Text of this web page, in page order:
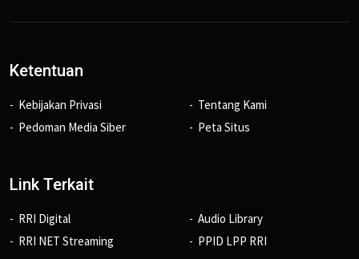
Ketentuan
Kebijakan Privasi
Pedoman Media Siber
Tentang Kami
Peta Situs
Link Terkait
RRI Digital
RRI NET Streaming
Audio Library
PPID LPP RRI